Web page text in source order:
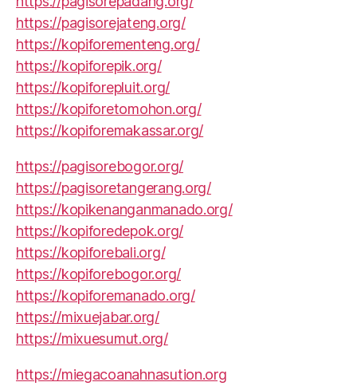
https://pagisorejateng.org/
https://kopiforementeng.org/
https://kopiforepik.org/
https://kopiforepluit.org/
https://kopiforetomohon.org/
https://kopiforemakassar.org/
https://pagisorebogor.org/
https://pagisoretangerang.org/
https://kopikenanganmanado.org/
https://kopiforedepok.org/
https://kopiforebali.org/
https://kopiforebogor.org/
https://kopiforemanado.org/
https://mixuejabar.org/
https://mixuesumut.org/
https://miegacoanahnasution.org